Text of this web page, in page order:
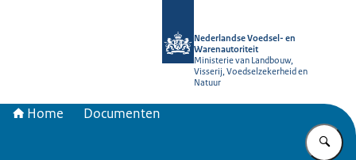
Nederlandse Voedsel- en
Warenautoriteit
Ministerie van Landbouw,
Visserij, Voedselzekerheid en
Natuur
Home Documenten